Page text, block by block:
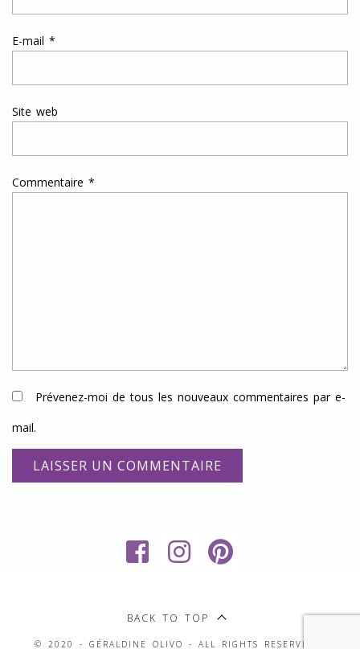
E-mail *
Site web
Commentaire *
Prévenez-moi de tous les nouveaux commentaires par e-
mail.
Sweet
BACK TO TOP
© 2020 - GÉRALDINE OLIVO - ALL RIGHTS RESERVED -